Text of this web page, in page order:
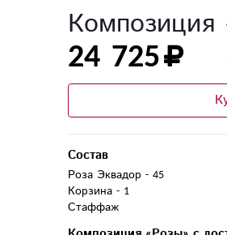
Композиция
24 725
Состав
Роза Эквадор - 45
Корзина - 1
Стаффаж